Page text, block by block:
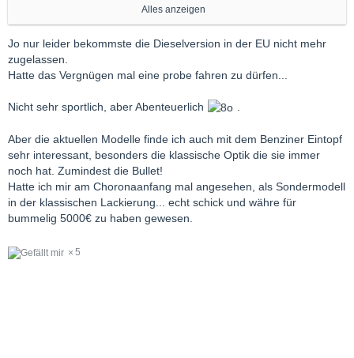
Royal Enfield Hunter 350Rs. 1.49 -
1.71 Lakh Showroom Price
Rs. 1.49 - 1.71
Lakh Showroom Price
Größenordnung die Alternative?
(meines Wissens waren in D in den 1950er Jahren Motorräder
nur solange so "beliebt", wie sich die Masse der Leute noch
keinen Käfer und auch kein Goggomobil leisten konnte!)
Rückkehr zu dem Wohlstandslevel der 1950er Jahre erwarten ...
Alles anzeigen
Jo nur leider bekommste die Dieselversion in der EU nicht mehr
zugelassen.
Hatte das Vergnügen mal eine probe fahren zu dürfen...
Nicht sehr sportlich, aber Abenteuerlich
Aber die aktuellen Modelle finde ich auch mit dem Benziner Eintopf
sehr interessant, besonders die klassische Optik die sie immer
noch hat. Zumindest die Bullet!
Hatte ich mir am Choronaanfang mal angesehen, als Sondermodell
in der klassischen Lackierung... echt schick und währe für
bummelig 5000€ zu haben gewesen.
5